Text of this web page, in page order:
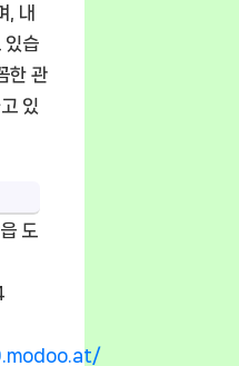
, 내
있습
한 관
있
도